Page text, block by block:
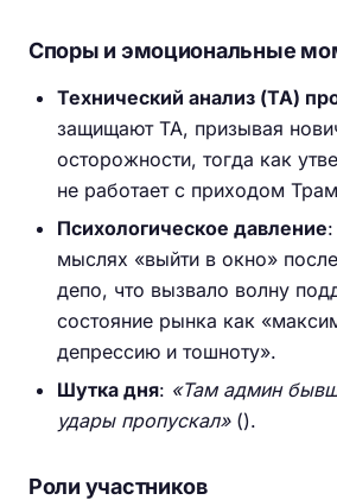
Споры и эмоциональные
Технический анализ (ТА)
защищают ТА, призывая
осторожности, тогда как
не работает с приходом
Психологическое давление
мыслях «выйти в окно»
депо, что вызвало волну
состояние рынка как
депрессию и тошноту».
Шутка дня: «Там админ
удары пропускал»().
Роли участников